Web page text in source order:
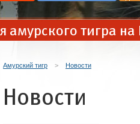
амурского тигра
Амурский тигр > Новости
Новости